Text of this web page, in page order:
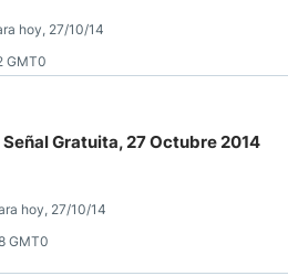
hoy, 27/10/14
GMT0
Señal Gratuita, 27 Octubre 2014
hoy, 27/10/14
GMT0